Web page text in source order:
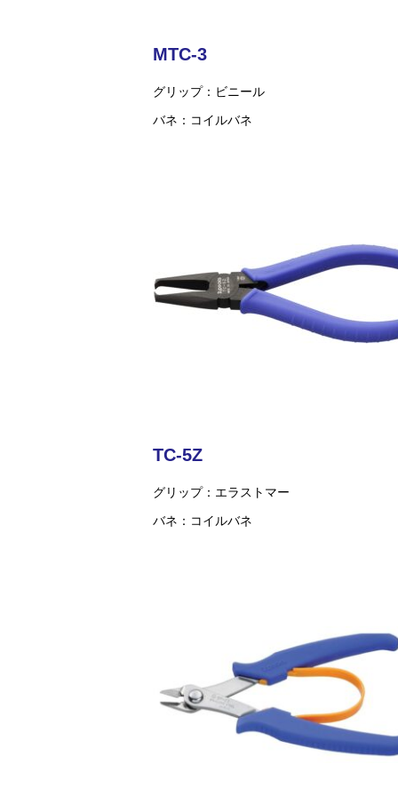
MTC-3
グリップ
ビニール
バネ
コイルバネ
TC-5Z
グリップ
エラストマー
バネ
コイルバネ